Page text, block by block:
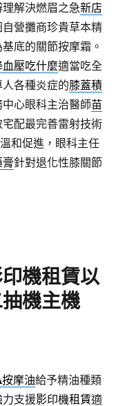
解決燃眉之急新店
營攤商珍貴草本精
底的關節按摩霜。
血壓吃什麼適當吃全
各種炎症的膝蓋積
心眼科主治醫師苗
配最完善雷射技術
和促進，眼科主任
膏針對退化性膝關節
機租賃以
機主機
按摩油給予精油種類
支援影印機租賃適